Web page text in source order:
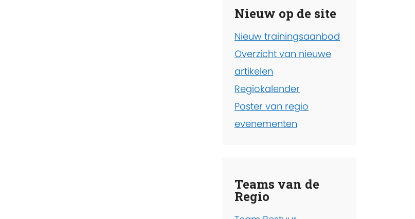
Nieuw op de site
Nieuw trainingsaanbod
Overzicht van nieuwe
artikelen
Regiokalender
Poster van regio
evenementen
Teams van de
Regio